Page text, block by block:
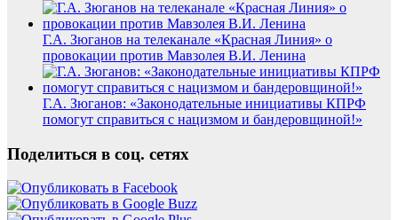
Г.А. Зюганов на телеканале «Красная Линия» о
провокации против Мавзолея В.И. Ленина
Г.А. Зюганов: «Законодательные инициативы КПРФ
помогут справиться с нацизмом и бандеровщиной!»
Поделиться в соц. сетях